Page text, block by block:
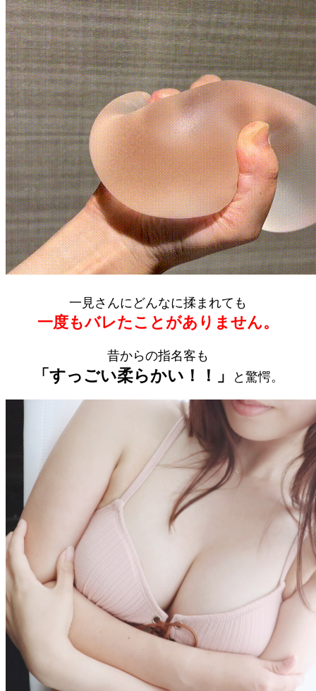
一見さんにどんなに揉まれても
一度もバレたことがありません。
昔からの指名客も
「すっごい柔らかい！！」 と驚愕。